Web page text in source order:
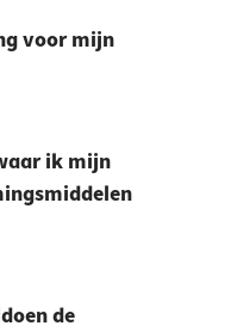
voor mijn
ik mijn
de